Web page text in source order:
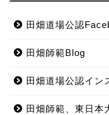
田畑道場公認
田畑師範Blog
田畑道場公認イン
田畑師範、東日本